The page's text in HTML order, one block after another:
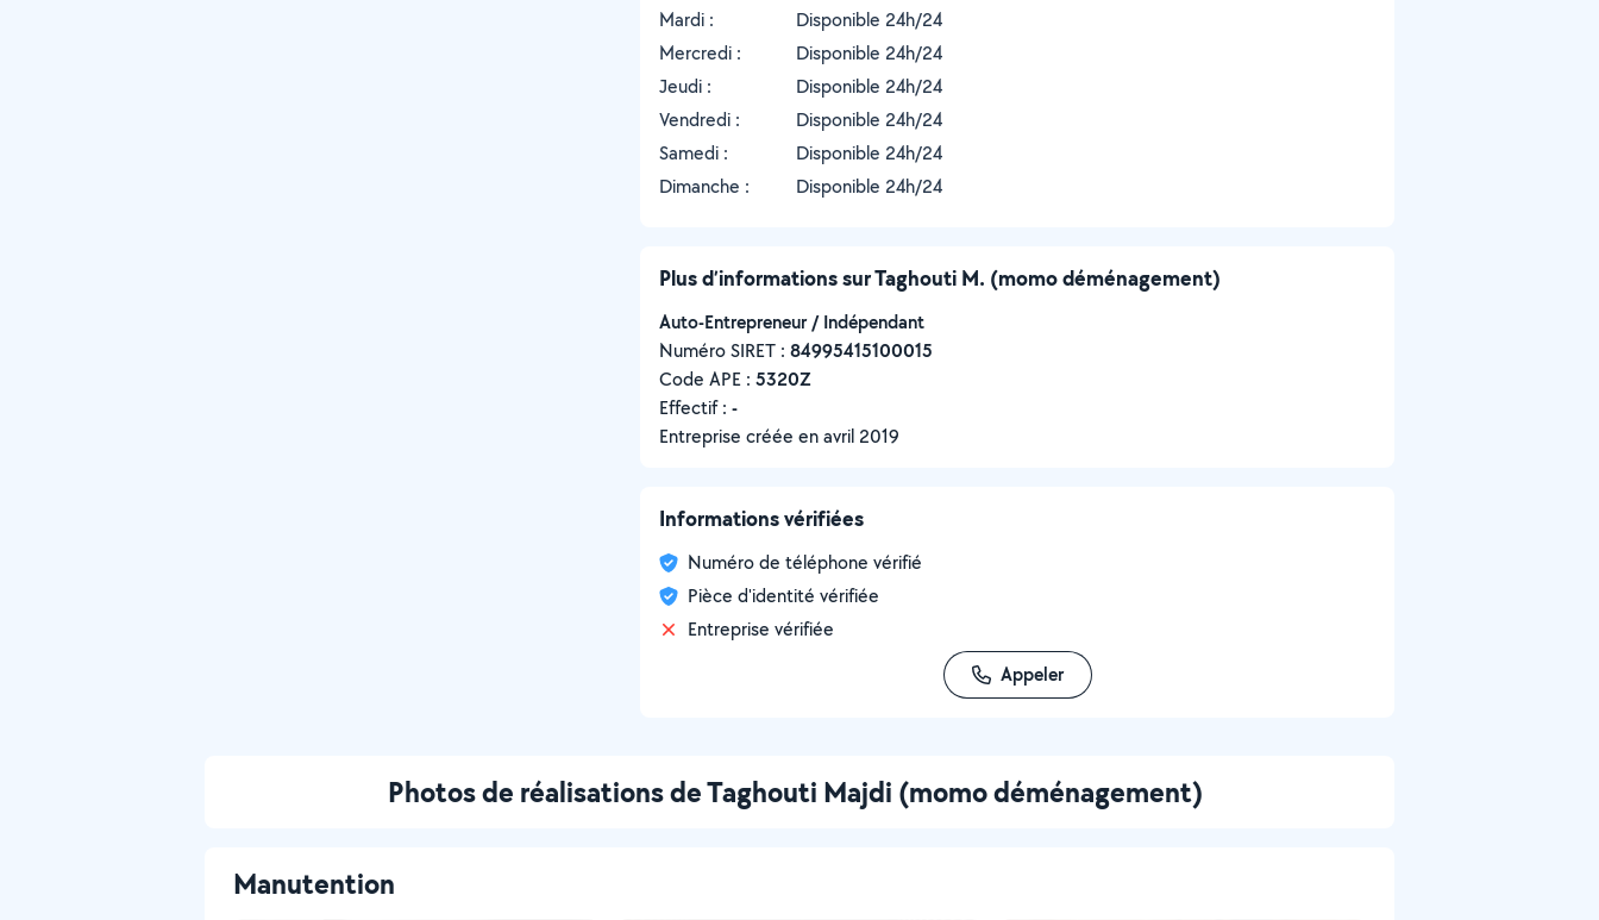
Mardi :
Disponible 24h/24
Mercredi :
Disponible 24h/24
Jeudi :
Disponible 24h/24
Vendredi :
Disponible 24h/24
Samedi :
Disponible 24h/24
Dimanche :
Disponible 24h/24
Plus d’informations sur Taghouti M. (momo déménagement)
Auto-Entrepreneur / Indépendant
Numéro SIRET : ‍84995415100015
Code APE : 5320Z
Effectif : -
Entreprise créée enavril 2019
Informations vérifiées
Numéro de téléphone vérifié
Pièce d'identité vérifiée
Entreprise vérifiée
Appeler
Photos de réalisations de Taghouti Majdi (momo déménagement)
Manutention